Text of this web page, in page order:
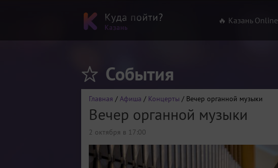
🔥 Казань Online
События
Главная / Афиша / Концерты / Вечер органной музыки
Вечер органной музыки
2 октября в 17:00